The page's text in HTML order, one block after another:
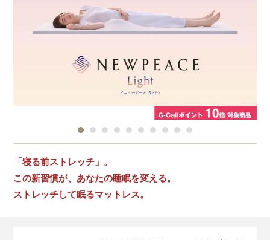
「寝る前ストレッチ」。
この新習慣が、あなたの睡眠を変える。
ストレッチして眠るマットレス。